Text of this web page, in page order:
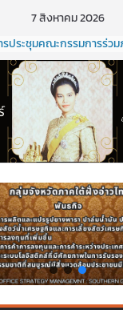
7 สิงหาคม 2026
รประชุมคณะกรรมการร่วม
กชนเพื่อแก้ไขปัญหาทางเ
(กรอ.) กลุ่มจังหวัดภาคใต้ฝั่งอ่
1/2569
รประชุมคณะกรรมการร่วม
เอกชนเพื่อแก้ไขปัญหาทางเ
(กรอ.) กลุ่มจังหวัดภาคใต้ฝั่งอ่
5/2568
นากลุ่มจังหวัด (พ.ศ. ๒๕
๒๕)และจัดทำแผนปฏิบัติร
บประมาณ พ.ศ. ๒๕๒๑ ข
ใต้ฝั่งอ่าวไทย
ะชุมคณะกรรมการร่วมภาค
อแก้ไขปัญหาทางเศรษฐกิ
หวัดภาคใต้ฝั่งอ่าวไทย ครั้